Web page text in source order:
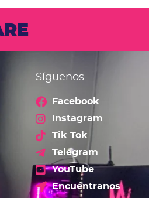
Síguenos
Facebook
Instagram
Tik Tok
Telegram
YouTube
Encuéntranos